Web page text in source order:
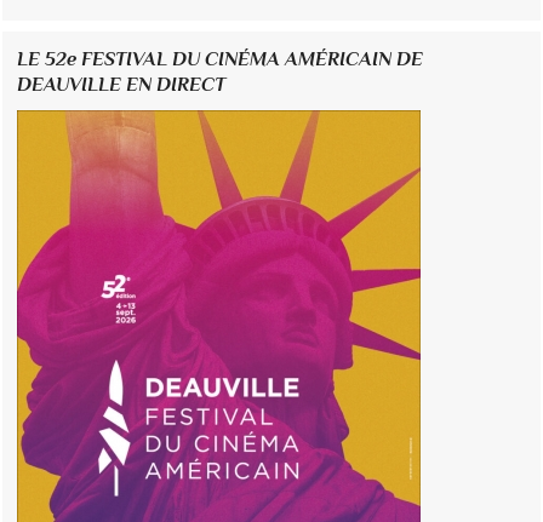
LE 52e FESTIVAL DU CINÉMA AMÉRICAIN DE
DEAUVILLE EN DIRECT